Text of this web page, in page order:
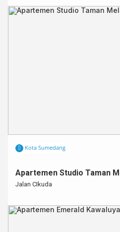
Kota Sumedang
Apartemen Studio Taman
Jalan CIkuda